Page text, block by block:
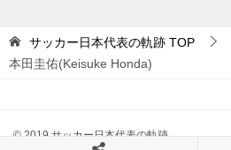
サッカー日本代表の軌跡 TOP
本田圭佑(Keisuke Honda)
© 2019 サッカー日本代表の軌跡